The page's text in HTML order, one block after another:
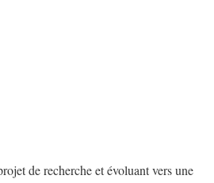
de recherche et évoluant vers une